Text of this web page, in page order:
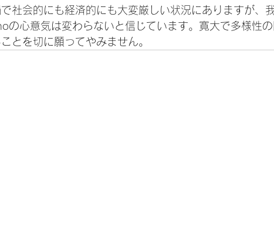
社会的にも経済的にも大変厳しい状況にありますが、
の心意気は変わらないと信じています。寛大で多様性
とを切に願ってやみません。